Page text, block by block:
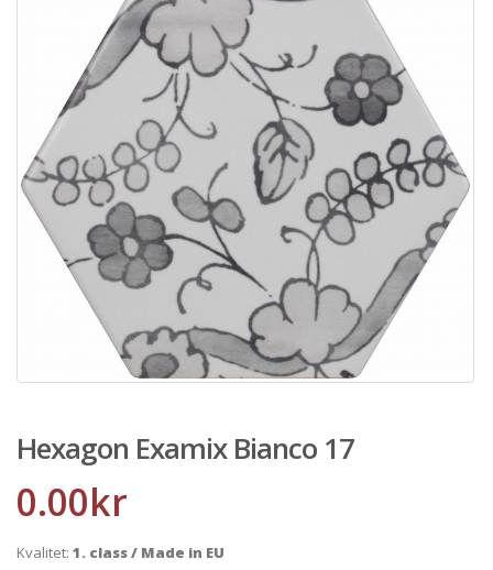
Hexagon Examix Bianco 17
0.00kr
Kvalitet: 1. class / Made in EU